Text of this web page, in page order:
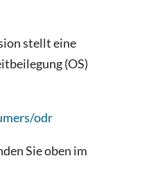
stellt eine
(OS)
odr
Sie oben im